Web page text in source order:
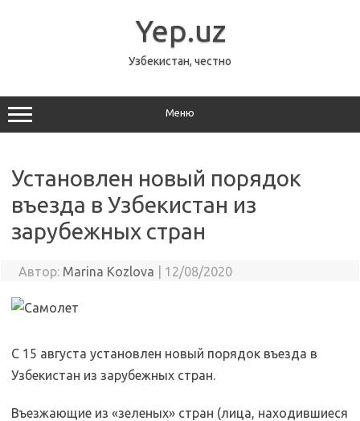
Yep.uz
Узбекистан, честно
Меню
Установлен новый порядок
въезда в Узбекистан из
зарубежных стран
Автор: Marina Kozlova 12/08/2020
С 15 августа установлен новый порядок въезда в
Узбекистан из зарубежных стран.
Въезжающие из «зеленых» стран (лица, находившиеся